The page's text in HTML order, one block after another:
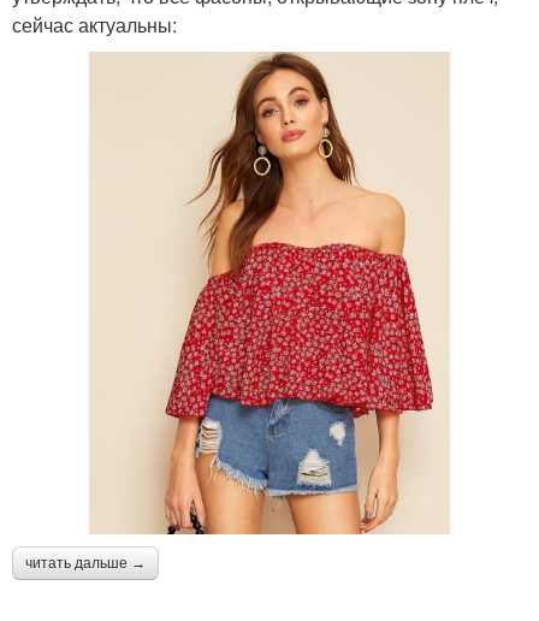
сейчас актуальны:
читать дальше →